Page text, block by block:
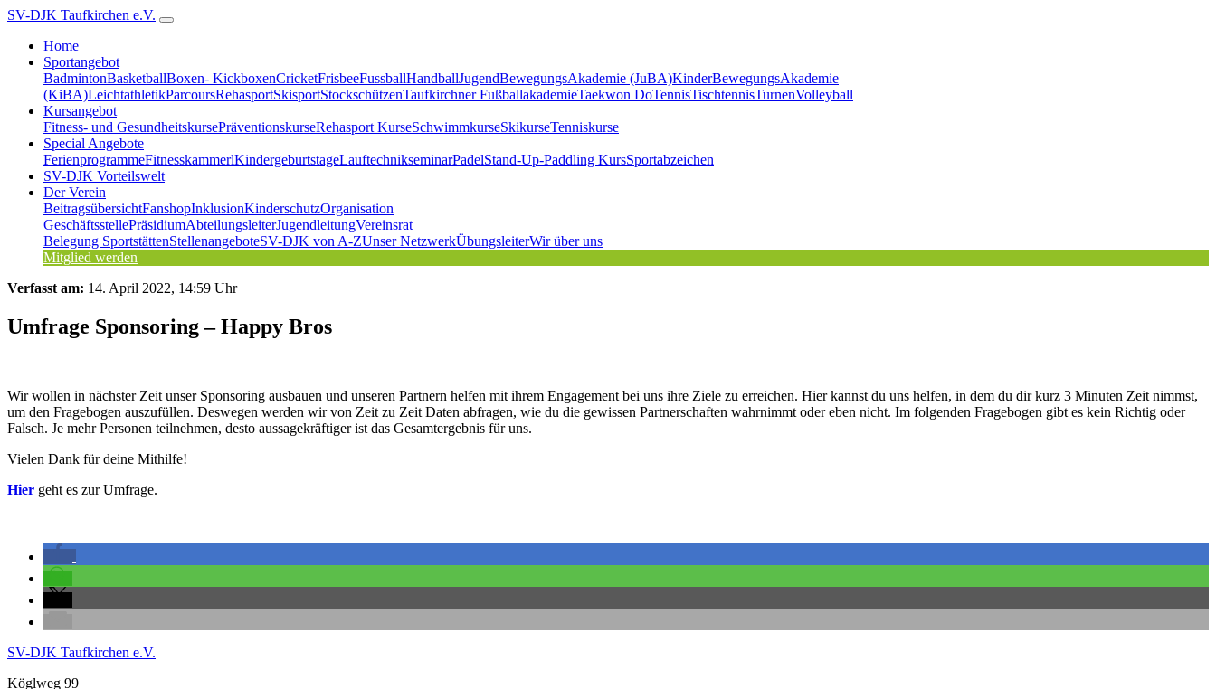
SV-DJK Taufkirchen e.V.
Home
Sportangebot
BadmintonBasketballBoxen- KickboxenCricketFrisbeeFussballHandballJugendBewegungsAkademie (JuBA)KinderBewegungsAkademie
(KiBA)LeichtathletikParcoursRehasportSkisportStockschützenTaufkirchner FußballakademieTaekwon DoTennisTischtennisTurnenVolleyball
Kursangebot
Fitness- und GesundheitskursePräventionskurseRehasport KurseSchwimmkurseSkikurseTenniskurse
Special Angebote
FerienprogrammeFitnesskammerlKindergeburtstageLauftechnikseminarPadelStand-Up-Paddling KursSportabzeichen
SV-DJK Vorteilswelt
Der Verein
BeitragsübersichtFanshopInklusionKinderschutzOrganisation
GeschäftsstellePräsidiumAbteilungsleiterJugendleitungVereinsrat
Belegung SportstättenStellenangeboteSV-DJK von A-ZUnser NetzwerkÜbungsleiterWir über uns
Mitglied werden
Verfasst am: 14. April 2022, 14:59 Uhr
Umfrage Sponsoring – Happy Bros
Wir wollen in nächster Zeit unser Sponsoring ausbauen und unseren Partnern helfen mit ihrem Engagement bei uns ihre Ziele zu erreichen. Hier kannst du uns helfen, in dem du dir kurz 3 Minuten Zeit nimmst,
um den Fragebogen auszufüllen. Deswegen werden wir von Zeit zu Zeit Daten abfragen, wie du die gewissen Partnerschaften wahrnimmt oder eben nicht. Im folgenden Fragebogen gibt es kein Richtig oder
Falsch. Je mehr Personen teilnehmen, desto aussagekräftiger ist das Gesamtergebnis für uns.
Vielen Dank für deine Mithilfe!
Hier geht es zur Umfrage.
SV-DJK Taufkirchen e.V.
Köglweg 99